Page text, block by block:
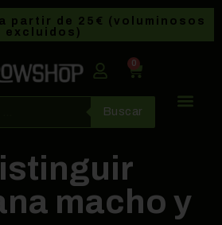
partir de 25€ (voluminosos
excluidos)
0
Buscar
macho y